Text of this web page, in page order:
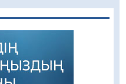
дамуының айғағы
жерді түлеткен
бар